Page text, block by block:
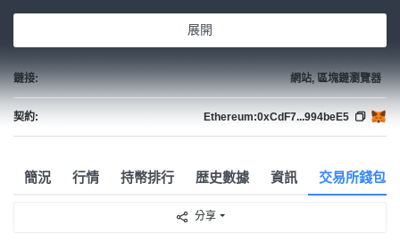
展開
鏈接: 網站, 區塊鏈瀏覽器
契約: Ethereum:0xCdF7...994beE5
簡況 行情 持幣排行 歴史數據 資訊 交易所錢包
分享